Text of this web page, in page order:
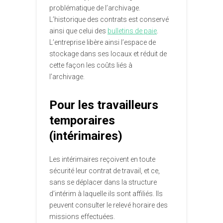
problématique de l’archivage.
L’historique des contrats est conservé
ainsi que celui des bulletins de paie.
L’entreprise libère ainsi l’espace de
stockage dans ses locaux et réduit de
cette façon les coûts liés à
l’archivage.
Pour les travailleurs
temporaires
(intérimaires)
Les intérimaires reçoivent en toute
sécurité leur contrat de travail, et ce,
sans se déplacer dans la structure
d’intérim à laquelle ils sont affiliés. Ils
peuvent consulter le relevé horaire des
missions effectuées.